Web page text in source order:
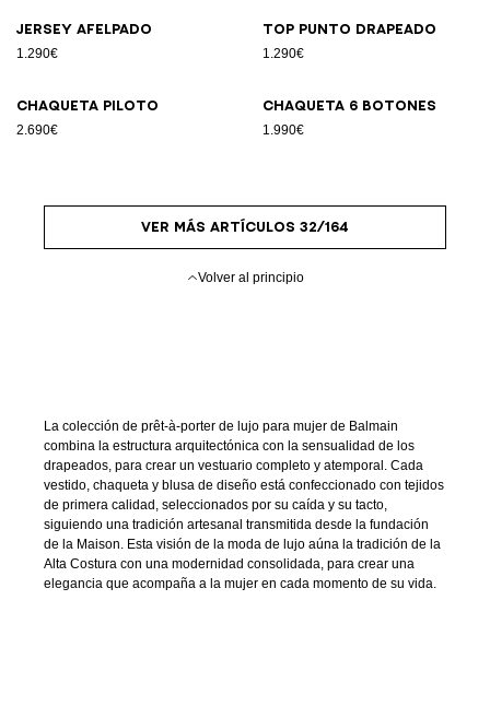
Jersey afelpado
1.290€
Top punto drapeado
1.290€
Chaqueta piloto
2.690€
Chaqueta 6 botones
1.990€
VER MÁS ARTÍCULOS 32/164
Volver al principio
La colección de prêt-à-porter de lujo para mujer de Balmain
combina la estructura arquitectónica con la sensualidad de los
drapeados, para crear un vestuario completo y atemporal. Cada
vestido, chaqueta y blusa de diseño está confeccionado con tejidos
de primera calidad, seleccionados por su caída y su tacto,
siguiendo una tradición artesanal transmitida desde la fundación
de la Maison. Esta visión de la moda de lujo aúna la tradición de la
Alta Costura con una modernidad consolidada, para crear una
elegancia que acompaña a la mujer en cada momento de su vida.